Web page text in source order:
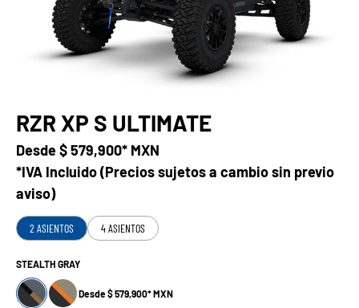
RZR XP S ULTIMATE
Desde$ 579,900* MXN
*IVA Incluido (Precios sujetos a cambio sin previo
aviso)
2 ASIENTOS 4 ASIENTOS
STEALTH GRAY
Desde $ 579,900* MXN